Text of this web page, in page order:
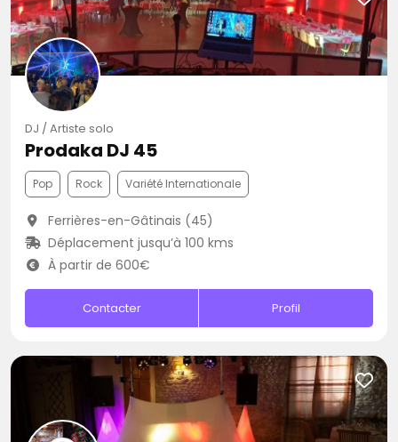
DJ / Artiste solo
Prodaka DJ 45
Pop Rock Variété Internationale
Ferrières-en-Gâtinais (45)
Déplacement jusqu’à 100 kms
À partir de 600€
Contacter Profil